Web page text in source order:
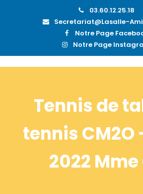
03.60.12.25.18
Secretariat@lasalle-
Notre Page
Notre Page
Tennis de
tennis CM2O
2022